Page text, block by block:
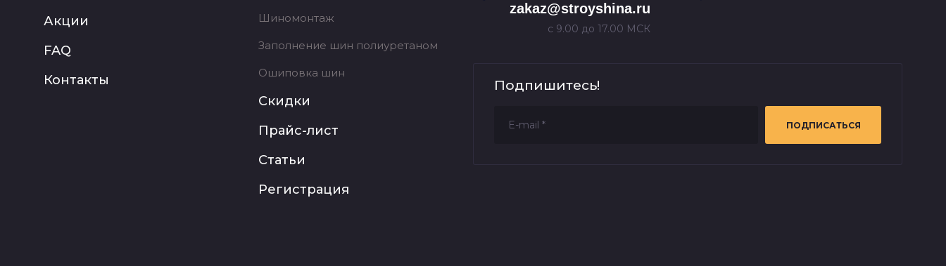
Акции
FAQ
Контакты
Шиномонтаж
Заполнение шин полиуретаном
Ошиповка шин
Скидки
Прайс-лист
Статьи
Регистрация
zakaz@stroyshina.ru
с 9.00 до 17.00 МСК
Подпишитесь!
ПОДПИСАТЬСЯ